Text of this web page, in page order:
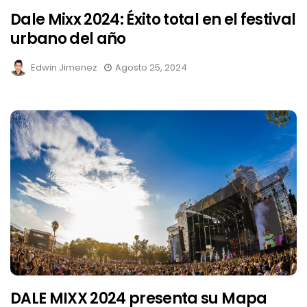
Dale Mixx 2024: Éxito total en el festival
urbano del año
Edwin Jimenez Agosto 25, 2024
DALE MIXX 2024 presenta su Mapa